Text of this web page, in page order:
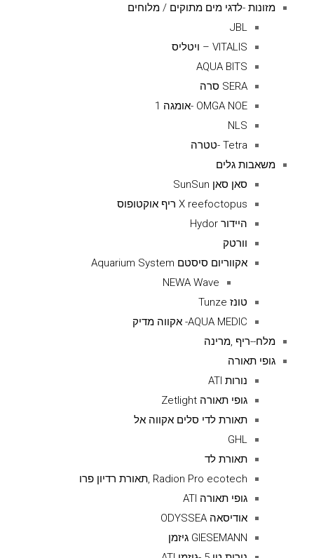
מזונות -לדגי מים מתוקים / מלוחים
JBL
VITALIS – ויטליס
AQUA BITS
SERA סרה
OMGA NOE -אומגה 1
NLS
Tetra -טטרה
משאבות גלים
סאן סאן SunSun
X reefoctopus ריף אוקטופוס
היידור Hydor
וורטק
אקווריום סיסטם Aquarium System
NEWA Wave
טונז Tunze
AQUA MEDIC- אקווה מדיק
מלח--ריף ,מרינה
גופי תאורה
נורות ATI
גופי תאורה Zetlight
תאורת לדי סלים אקווה אל
GHL
תאורת לד
Radion Pro ecotech ,תאורת רדיון פרו
גופי תאורה ATI
אודיסאה ODYSSEA
GIESEMANN גיזמן